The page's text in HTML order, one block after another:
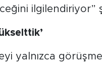
ilgilendiriyor”
yalnızca